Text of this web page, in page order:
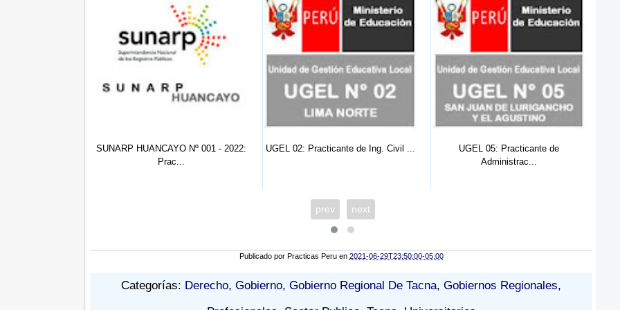
UGEL 02: Practicante de Ing. Civil ...
UGEL 05: Practicante de
SUNAT: (09) Practicantes
Profesiona...
prev next
Publicado por Practicas Peru en 2021-06-29T23:50:00-05:00
Categorías: Derecho, Gobierno, Gobierno Regional De Tacna, Gobiernos Regionales,